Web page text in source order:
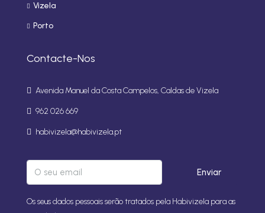
Vizela
Porto
Contacte-Nos
Avenida Manuel da Costa Campelos, Caldas de Vizela
962 026 669
habivizela@habivizela.pt
Enviar
Os seus dados pessoais serão tratados pela Habivizela para as